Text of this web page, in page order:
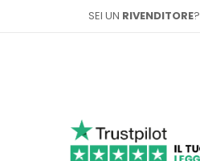
SEI UN RIVENDITORE?